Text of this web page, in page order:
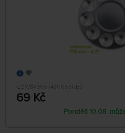
GSW8436574500530ES
69 Kč
Pondělí 10.08.